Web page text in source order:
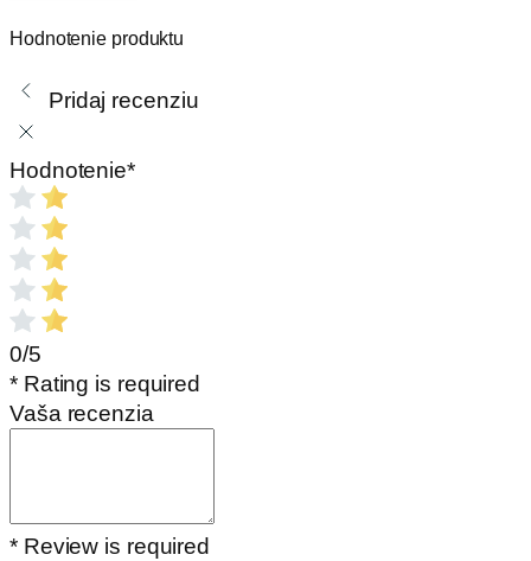
plechový
výfukový
Hodnotenie produktu
Pridaj recenziu
Hodnotenie*
0/5
* Rating is required
Vaša recenzia
* Review is required